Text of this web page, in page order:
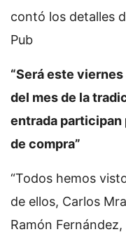
contó los detalles
Pub
“Será este
del mes de la
entrada participan
de compra”
“Todos hemos
de ellos, Carlos
Ramón